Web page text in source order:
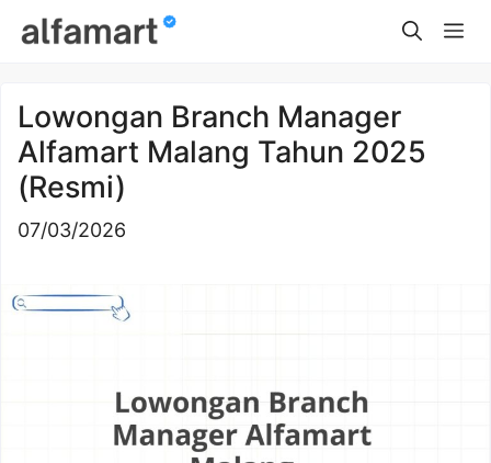
Lowongan Branch Manager
Alfamart Malang Tahun 2025
(Resmi)
07/03/2026